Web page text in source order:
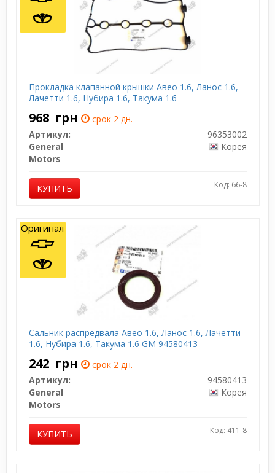
Прокладка клапанной крышки Авео 1.6, Ланос 1.6,
Лачетти 1.6, Нубира 1.6, Такума 1.6
968 грн
срок 2 дн.
Артикул:
96353002
General
Motors
Корея
КУПИТЬ Код: 66-8
Сальник распредвала Авео 1.6, Ланос 1.6, Лачетти
1.6, Нубира 1.6, Такума 1.6 GM 94580413
242 грн
срок 2 дн.
Артикул:
94580413
General
Motors
Корея
КУПИТЬ Код: 411-8
Оригинал